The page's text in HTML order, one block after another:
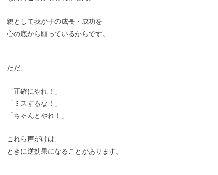
親として我が子の成長・成功を
心の底から願っているからです。
ただ、
「正確にやれ！」
「ミスするな！」
「ちゃんとやれ！」
これら声がけは、
ときに逆効果になることがあります。